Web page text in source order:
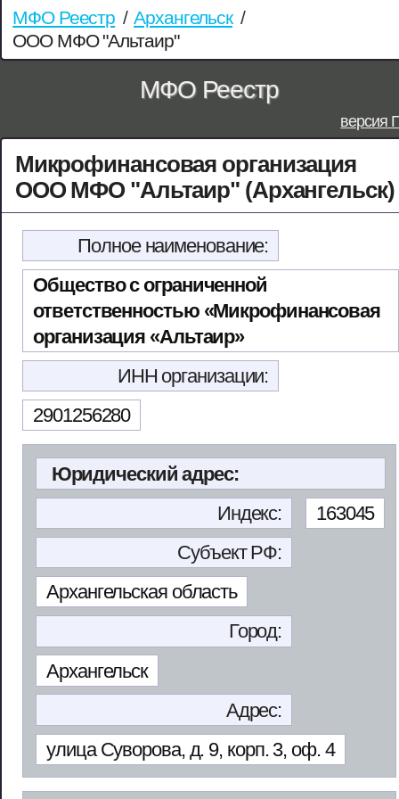
МФО Реестр / Архангельск /
ООО МФО "Альтаир"
МФО Реестр
версия
Микрофинансовая организация
ООО МФО "Альтаир" (Архангельск)
Полное наименование:
Общество с ограниченной
ответственностью «Микрофинансовая
организация «Альтаир»
ИНН организации:
2901256280
Юридический адрес:
Индекс:
163045
Субъект РФ:
Архангельская область
Город:
Архангельск
Адрес:
улица Суворова, д. 9, корп. 3, оф. 4